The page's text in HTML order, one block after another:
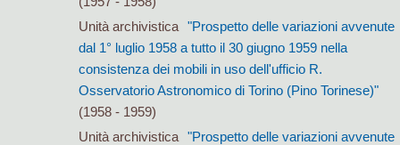
Unità archivistica
"Prospetto delle variazioni avvenute
dal 1° luglio 1958 a tutto il 30 giugno 1959 nella
consistenza dei mobili in uso dell'ufficio R.
Osservatorio Astronomico di Torino (Pino Torinese)"
(1958 - 1959)
Unità archivistica
"Prospetto delle variazioni avvenute